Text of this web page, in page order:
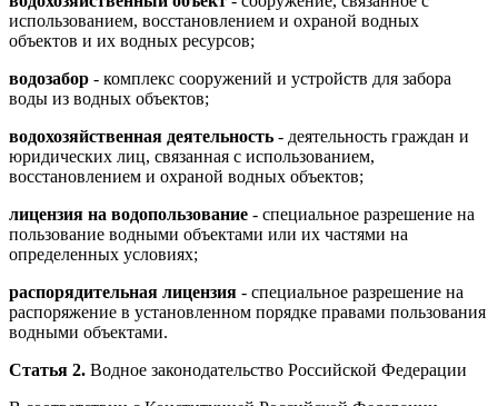
использованием, восстановлением и охраной водных
объектов и их водных ресурсов;
водозабор - комплекс сооружений и устройств для забора
воды из водных объектов;
водохозяйственная деятельность - деятельность граждан и
юридических лиц, связанная с использованием,
восстановлением и охраной водных объектов;
лицензия на водопользование - специальное разрешение на
пользование водными объектами или их частями на
определенных условиях;
распорядительная лицензия - специальное разрешение на
распоряжение в установленном порядке правами пользования
водными объектами.
Статья 2. Водное законодательство Российской Федерации